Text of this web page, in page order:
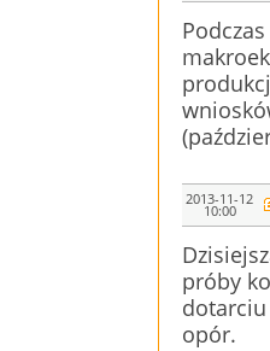
2013-11-12
10:00
próby
opór.